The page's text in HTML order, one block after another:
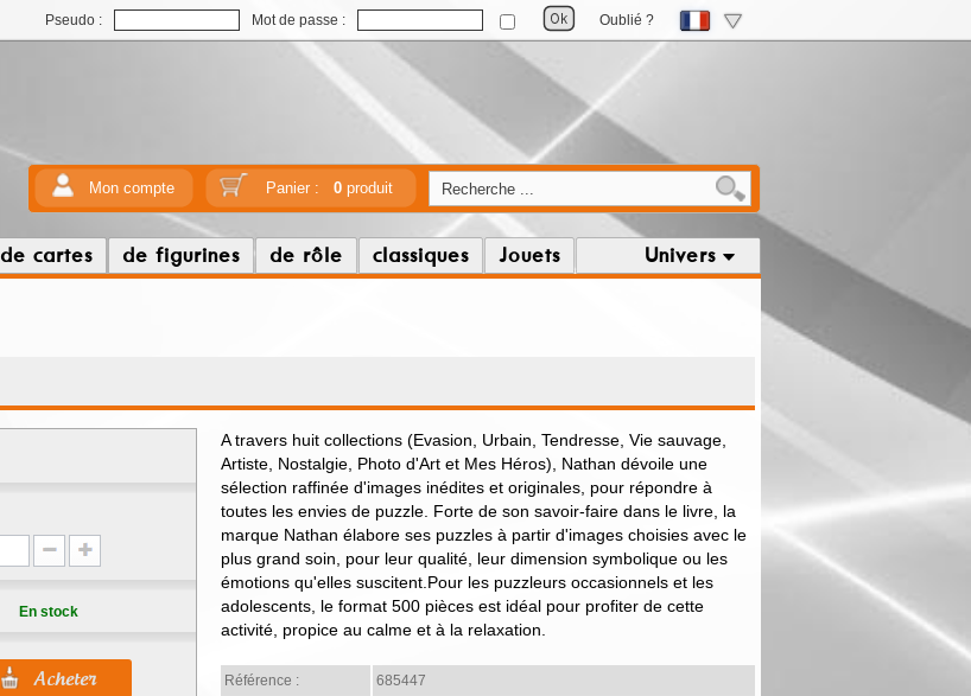
Pseudo : Mot de passe : Oublié ?
Mon compte Panier : 0produit
de cartes de figurines de rôle classiques Jouets Univers
En stock
A travers huit collections (Evasion, Urbain, Tendresse, Vie sauvage,
Artiste, Nostalgie, Photo d'Art et Mes Héros), Nathan dévoile une
sélection raffinée d'images inédites et originales, pour répondre à
toutes les envies de puzzle. Forte de son savoir-faire dans le livre, la
marque Nathan élabore ses puzzles à partir d'images choisies avec le
plus grand soin, pour leur qualité, leur dimension symbolique ou les
émotions qu'elles suscitent.Pour les puzzleurs occasionnels et les
adolescents, le format 500 pièces est idéal pour profiter de cette
activité, propice au calme et à la relaxation.
Référence :
685447